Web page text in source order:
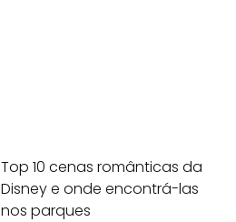
Top 10 cenas românticas da
Disney e onde encontrá-las
nos parques